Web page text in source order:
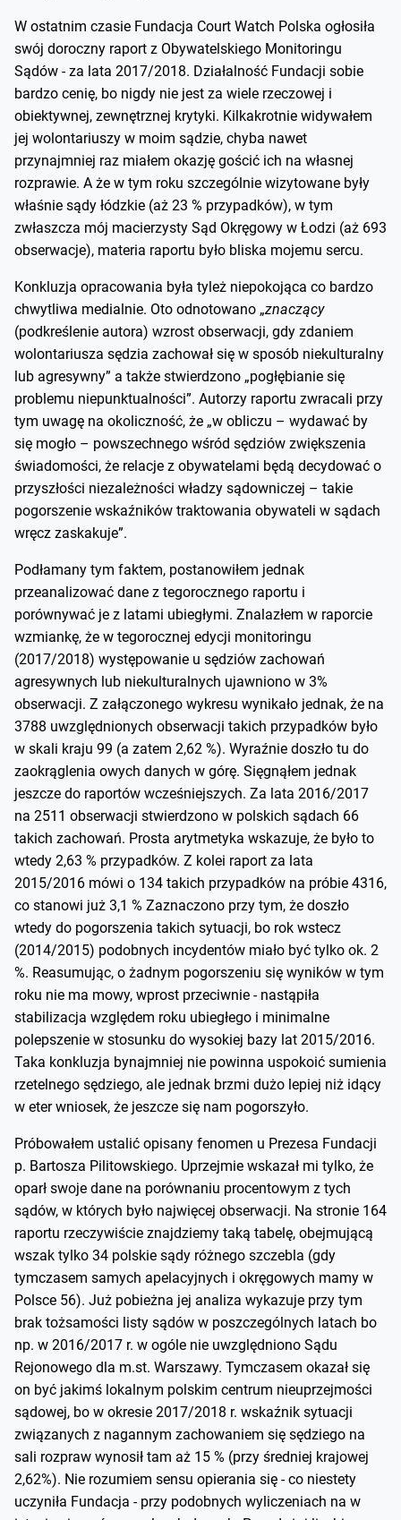
W ostatnim czasie Fundacja Court Watch Polska ogłosiła
swój doroczny raport z Obywatelskiego Monitoringu
Sądów - za lata 2017/2018. Działalność Fundacji sobie
bardzo cenię, bo nigdy nie jest za wiele rzeczowej i
obiektywnej, zewnętrznej krytyki. Kilkakrotnie widywałem
jej wolontariuszy w moim sądzie, chyba nawet
przynajmniej raz miałem okazję gościć ich na własnej
rozprawie. A że w tym roku szczególnie wizytowane były
właśnie sądy łódzkie (aż 23 % przypadków), w tym
zwłaszcza mój macierzysty Sąd Okręgowy w Łodzi (aż 693
obserwacje), materia raportu było bliska mojemu sercu.
Konkluzja opracowania była tyleż niepokojąca co bardzo
chwytliwa medialnie. Oto odnotowano „znaczący
(podkreślenie autora) wzrost obserwacji, gdy zdaniem
wolontariusza sędzia zachował się w sposób niekulturalny
lub agresywny” a także stwierdzono „pogłębianie się
problemu niepunktualności”. Autorzy raportu zwracali przy
tym uwagę na okoliczność, że „w obliczu – wydawać by
się mogło – powszechnego wśród sędziów zwiększenia
świadomości, że relacje z obywatelami będą decydować o
przyszłości niezależności władzy sądowniczej – takie
pogorszenie wskaźników traktowania obywateli w sądach
wręcz zaskakuje”.
Podłamany tym faktem, postanowiłem jednak
przeanalizować dane z tegorocznego raportu i
porównywać je z latami ubiegłymi. Znalazłem w raporcie
wzmiankę, że w tegorocznej edycji monitoringu
(2017/2018) występowanie u sędziów zachowań
agresywnych lub niekulturalnych ujawniono w 3%
obserwacji. Z załączonego wykresu wynikało jednak, że na
3788 uwzględnionych obserwacji takich przypadków było
w skali kraju 99 (a zatem 2,62 %). Wyraźnie doszło tu do
zaokrąglenia owych danych w górę. Sięgnąłem jednak
jeszcze do raportów wcześniejszych. Za lata 2016/2017
na 2511 obserwacji stwierdzono w polskich sądach 66
takich zachowań. Prosta arytmetyka wskazuje, że było to
wtedy 2,63 % przypadków. Z kolei raport za lata
2015/2016 mówi o 134 takich przypadków na próbie 4316,
co stanowi już 3,1 % Zaznaczono przy tym, że doszło
wtedy do pogorszenia takich sytuacji, bo rok wstecz
(2014/2015) podobnych incydentów miało być tylko ok. 2
%. Reasumując, o żadnym pogorszeniu się wyników w tym
roku nie ma mowy, wprost przeciwnie - nastąpiła
stabilizacja względem roku ubiegłego i minimalne
polepszenie w stosunku do wysokiej bazy lat 2015/2016.
Taka konkluzja bynajmniej nie powinna uspokoić sumienia
rzetelnego sędziego, ale jednak brzmi dużo lepiej niż idący
w eter wniosek, że jeszcze się nam pogorszyło.
Próbowałem ustalić opisany fenomen u Prezesa Fundacji
p. Bartosza Pilitowskiego. Uprzejmie wskazał mi tylko, że
oparł swoje dane na porównaniu procentowym z tych
sądów, w których było najwięcej obserwacji. Na stronie 164
raportu rzeczywiście znajdziemy taką tabelę, obejmującą
wszak tylko 34 polskie sądy różnego szczebla (gdy
tymczasem samych apelacyjnych i okręgowych mamy w
Polsce 56). Już pobieżna jej analiza wykazuje przy tym
brak tożsamości listy sądów w poszczególnych latach bo
np. w 2016/2017 r. w ogóle nie uwzględniono Sądu
Rejonowego dla m.st. Warszawy. Tymczasem okazał się
on być jakimś lokalnym polskim centrum nieuprzejmości
sądowej, bo w okresie 2017/2018 r. wskaźnik sytuacji
związanych z nagannym zachowaniem się sędziego na
sali rozpraw wynosił tam aż 15 % (przy średniej krajowej
2,62%). Nie rozumiem sensu opierania się - co niestety
uczyniła Fundacja - przy podobnych wyliczeniach na w